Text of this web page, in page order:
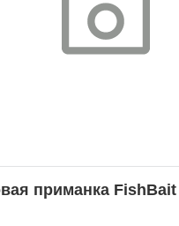
приманка FishBait